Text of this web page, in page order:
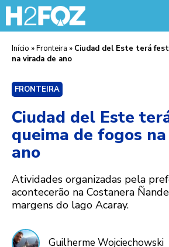
Início »Fronteira » Ciudad del Este terá
na virada de ano
FRONTEIRA
Ciudad del Este
queima de fogos
ano
Atividades organizadas pela
acontecerão na Costanera
margens do lago Acaray.
Guilherme Wojciechowski